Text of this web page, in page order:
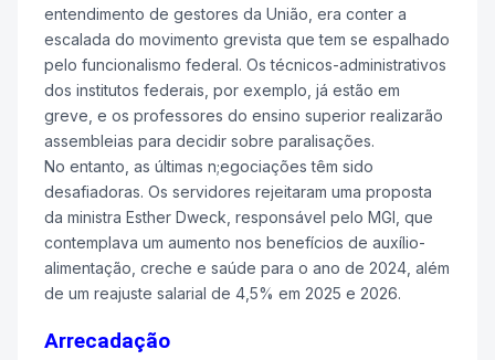
entendimento de gestores da União, era conter a
escalada do movimento grevista que tem se espalhado
pelo funcionalismo federal. Os técnicos-administrativos
dos institutos federais, por exemplo, já estão em
greve, e os professores do ensino superior realizarão
assembleias para decidir sobre paralisações.
No entanto, as últimas n;egociações têm sido
desafiadoras. Os servidores rejeitaram uma proposta
da ministra Esther Dweck, responsável pelo MGI, que
contemplava um aumento nos benefícios de auxílio-
alimentação, creche e saúde para o ano de 2024, além
de um reajuste salarial de 4,5% em 2025 e 2026.
Arrecadação